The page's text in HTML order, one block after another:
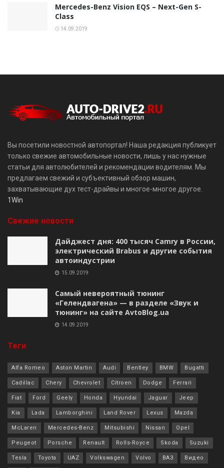
Mercedes-Benz Vision EQS – Next-Gen S-
Class
14.09.2019
Вы посетили новостной автопортал! Наша редакция публикует
только свежие автомобильные новости, лишь у нас нужные
статьи для автолюбителей и рекомендации водителям. Мы
предлагаем свежий и субъективный обзор машин,
захватывающие дух тест-драйвы и многое-многое другое.
1Win
Свежие новости
Дайджест дня: 400 тысяч Camry в России,
электрический Brabus и другие события
автоиндустрии
15.09.2019
Самый невероятный тюнинг
«Гелендвагена» — в разделе «Звук и
тюнинг» на сайте AvtoBlog.ua
14.09.2019
Теги
Alfa Romeo Aston Martin Audi Bentley BMW Bugatti
Cadillac Chery Chevrolet Citroen Dodge Ferrari
Fiat Ford Geely Honda Hyundai Jaguar Jeep
Kia Lada Lamborghini Land Rover Lexus Mazda
McLaren Mercedes-Benz Mitsubishi Nissan Opel
Peugeot Porsche Renault Rolls-Royce Skoda Suzuki
Tesla Toyota UAZ Volkswagen Volvo ВАЗ Видео